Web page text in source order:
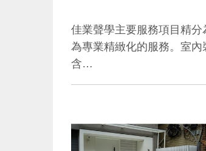
佳業聲學主要服務項目精
為專業精緻化的服務。室
含…